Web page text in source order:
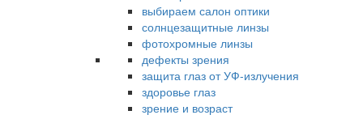
выбираем салон оптики
солнцезащитные линзы
фотохромные линзы
дефекты зрения
защита глаз от УФ-излучения
здоровье глаз
зрение и возраст